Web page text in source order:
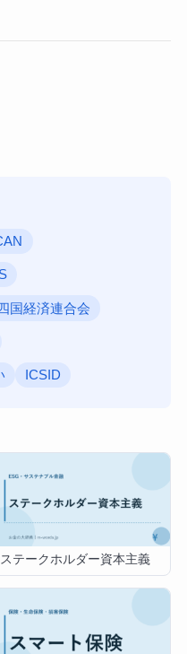
S
国経済連合会
ICSID
ステークホルダー資本主義